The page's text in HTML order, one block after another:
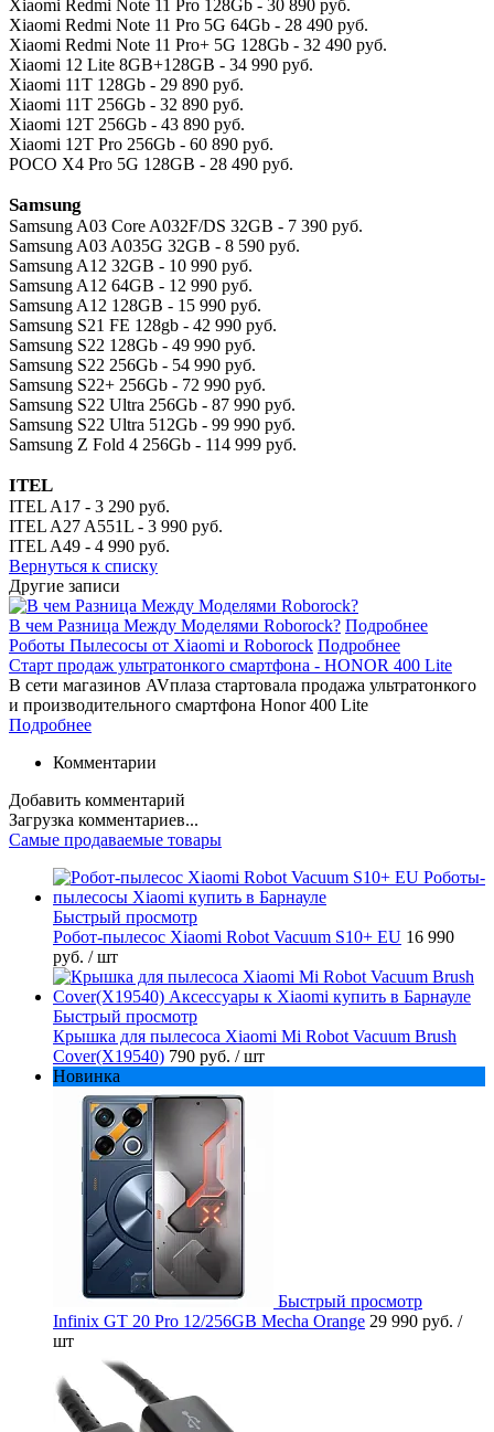
Xiaomi Redmi Note 11 Pro 128Gb - 30 890 руб.
Xiaomi Redmi Note 11 Pro 5G 64Gb - 28 490 руб.
Xiaomi Redmi Note 11 Pro+ 5G 128Gb - 32 490 руб.
Xiaomi 12 Lite 8GB+128GB - 34 990 руб.
Xiaomi 11T 128Gb - 29 890 руб.
Xiaomi 11T 256Gb - 32 890 руб.
Xiaomi 12T 256Gb - 43 890 руб.
Xiaomi 12T Pro 256Gb - 60 890 руб.
POCO X4 Pro 5G 128GB - 28 490 руб.
Samsung
Samsung A03 Core A032F/DS 32GB - 7 390 руб.
Samsung A03 A035G 32GB - 8 590 руб.
Samsung A12 32GB - 10 990 руб.
Samsung A12 64GB - 12 990 руб.
Samsung A12 128GB - 15 990 руб.
Samsung S21 FE 128gb - 42 990 руб.
Samsung S22 128Gb - 49 990 руб.
Samsung S22 256Gb - 54 990 руб.
Samsung S22+ 256Gb - 72 990 руб.
Samsung S22 Ultra 256Gb - 87 990 руб.
Samsung S22 Ultra 512Gb - 99 990 руб.
Samsung Z Fold 4 256Gb - 114 999 руб.
ITEL
ITEL A17 - 3 290 руб.
ITEL A27 A551L - 3 990 руб.
ITEL A49 - 4 990 руб.
Вернуться к списку
Другие записи
В чем Разница Между Моделями Roborock? Подробнее
Роботы Пылесосы от Xiaomi и Roborock Подробнее
Старт продаж ультратонкого смартфона - HONOR 400 Lite
В сети магазинов AVплаза стартовала продажа ультратонкого
и производительного смартфона Honor 400 Lite
Подробнее
Комментарии
Добавить комментарий
Загрузка комментариев...
Самые продаваемые товары
Быстрый просмотр
Робот-пылесос Xiaomi Robot Vacuum S10+ EU 16 990
руб. / шт
Быстрый просмотр
Крышка для пылесоса Xiaomi Mi Robot Vacuum Brush
Cover(X19540) 790 руб. / шт
Новинка
Быстрый просмотр
Infinix GT 20 Pro 12/256GB Mecha Orange 29 990 руб. /
шт